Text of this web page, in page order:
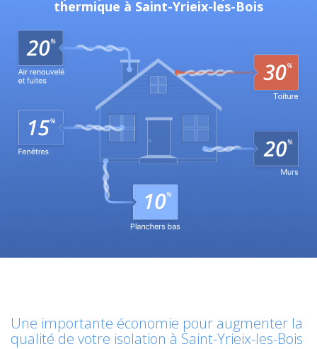
thermique à Saint-Yrieix-les-Bois
Une importante économie pour augmenter la
qualité de votre isolation à Saint-Yrieix-les-Bois